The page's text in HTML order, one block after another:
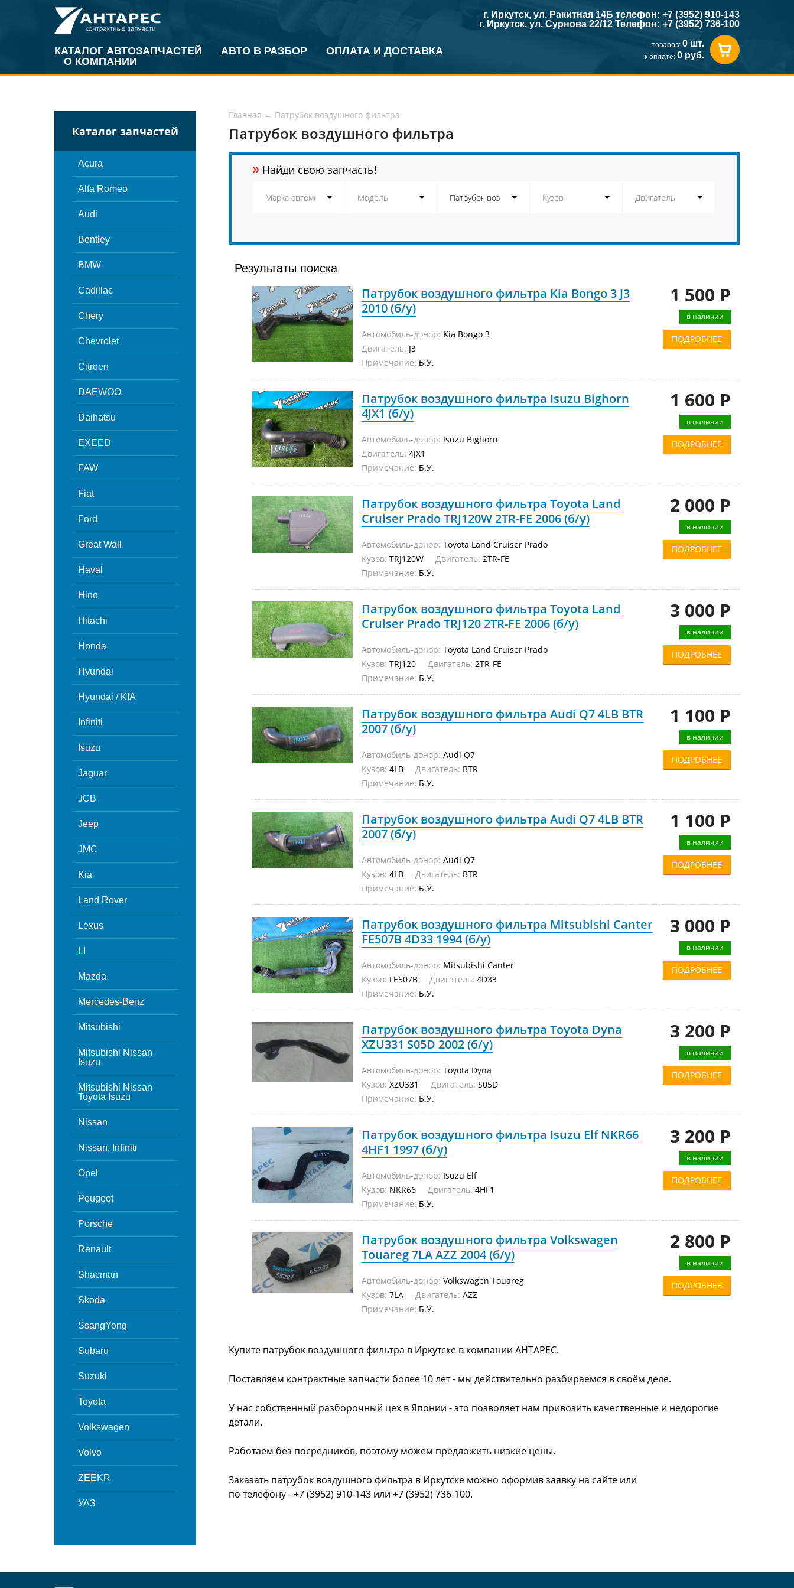
КАТАЛОГ АВТОЗАПЧАСТЕЙ АВТО В РАЗБОР
ОПЛАТА И ДОСТАВКА
О КОМПАНИИ
г. Иркутск, ул. Ракитная 14Б телефон: +7 (3952) 910-143
г. Иркутск, ул. Сурнова 22/12 Телефон: +7 (3952) 736-100
товаров: 0 шт.
к оплате: 0 руб.
Каталог запчастей
Acura
Alfa Romeo
Audi
Bentley
BMW
Cadillac
Chery
Chevrolet
Citroen
DAEWOO
Daihatsu
EXEED
FAW
Fiat
Ford
Great Wall
Haval
Hino
Hitachi
Honda
Hyundai
Hyundai / KIA
Infiniti
Isuzu
Jaguar
JCB
Jeep
JMC
Kia
Land Rover
Lexus
LI
Mazda
Mercedes-Benz
Mitsubishi
Mitsubishi Nissan
Isuzu
Mitsubishi Nissan
Toyota Isuzu
Nissan
Nissan, Infiniti
Opel
Peugeot
Porsche
Renault
Shacman
Skoda
SsangYong
Subaru
Suzuki
Toyota
Volkswagen
Volvo
ZEEKR
УАЗ
Главная ← Патрубок воздушного фильтра
Патрубок воздушного фильтра
» Найди свою запчасть!
Результаты поиска
Патрубок воздушного фильтра Kia Bongo 3 J3
2010 (б/у)
Автомобиль-донор: Kia Bongo 3
Двигатель: J3
Примечание: Б.У.
1 500 Р
в наличии
ПОДРОБНЕЕ
Патрубок воздушного фильтра Isuzu Bighorn
4JX1 (б/у)
Автомобиль-донор: Isuzu Bighorn
Двигатель: 4JX1
Примечание: Б.У.
1 600 Р
в наличии
ПОДРОБНЕЕ
Патрубок воздушного фильтра Toyota Land
Cruiser Prado TRJ120W 2TR-FE 2006 (б/у)
Автомобиль-донор: Toyota Land Cruiser Prado
Кузов: TRJ120W Двигатель: 2TR-FE
Примечание: Б.У.
2 000 Р
в наличии
ПОДРОБНЕЕ
Патрубок воздушного фильтра Toyota Land
Cruiser Prado TRJ120 2TR-FE 2006 (б/у)
Автомобиль-донор: Toyota Land Cruiser Prado
Кузов: TRJ120 Двигатель: 2TR-FE
Примечание: Б.У.
3 000 Р
в наличии
ПОДРОБНЕЕ
Патрубок воздушного фильтра Audi Q7 4LB BTR
2007 (б/у)
Автомобиль-донор: Audi Q7
Кузов: 4LB Двигатель: BTR
Примечание: Б.У.
1 100 Р
в наличии
ПОДРОБНЕЕ
Патрубок воздушного фильтра Audi Q7 4LB BTR
2007 (б/у)
Автомобиль-донор: Audi Q7
Кузов: 4LB Двигатель: BTR
Примечание: Б.У.
1 100 Р
в наличии
ПОДРОБНЕЕ
Патрубок воздушного фильтра Mitsubishi Canter
FE507B 4D33 1994 (б/у)
Автомобиль-донор: Mitsubishi Canter
Кузов: FE507B Двигатель: 4D33
Примечание: Б.У.
3 000 Р
в наличии
ПОДРОБНЕЕ
Патрубок воздушного фильтра Toyota Dyna
XZU331 S05D 2002 (б/у)
Автомобиль-донор: Toyota Dyna
Кузов: XZU331 Двигатель: S05D
Примечание: Б.У.
3 200 Р
в наличии
ПОДРОБНЕЕ
Патрубок воздушного фильтра Isuzu Elf NKR66
4HF1 1997 (б/у)
Автомобиль-донор: Isuzu Elf
Кузов: NKR66 Двигатель: 4HF1
Примечание: Б.У.
3 200 Р
в наличии
ПОДРОБНЕЕ
Патрубок воздушного фильтра Volkswagen
Touareg 7LA AZZ 2004 (б/у)
Автомобиль-донор: Volkswagen Touareg
Кузов: 7LA Двигатель: AZZ
Примечание: Б.У.
2 800 Р
в наличии
ПОДРОБНЕЕ
Купите патрубок воздушного фильтра в Иркутске в компании АНТАРЕС.
Поставляем контрактные запчасти более 10 лет - мы действительно разбираемся в своём деле.
У нас собственный разборочный цех в Японии - это позволяет нам привозить качественные и недорогие
детали.
Работаем без посредников, поэтому можем предложить низкие цены.
Заказать патрубок воздушного фильтра в Иркутске можно оформив заявку на сайте или
по телефону - +7 (3952) 910-143 или +7 (3952) 736-100.